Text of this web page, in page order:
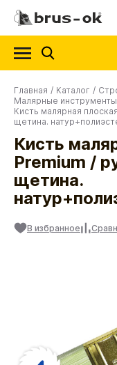
Главная / Каталог /
Малярные инструменты
Кисть малярная
щетина.
Кисть
Premium /
щетина.
В избранное